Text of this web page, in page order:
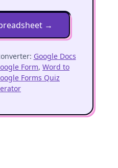
→
Google Docs
Form, Word to
Forms Quiz